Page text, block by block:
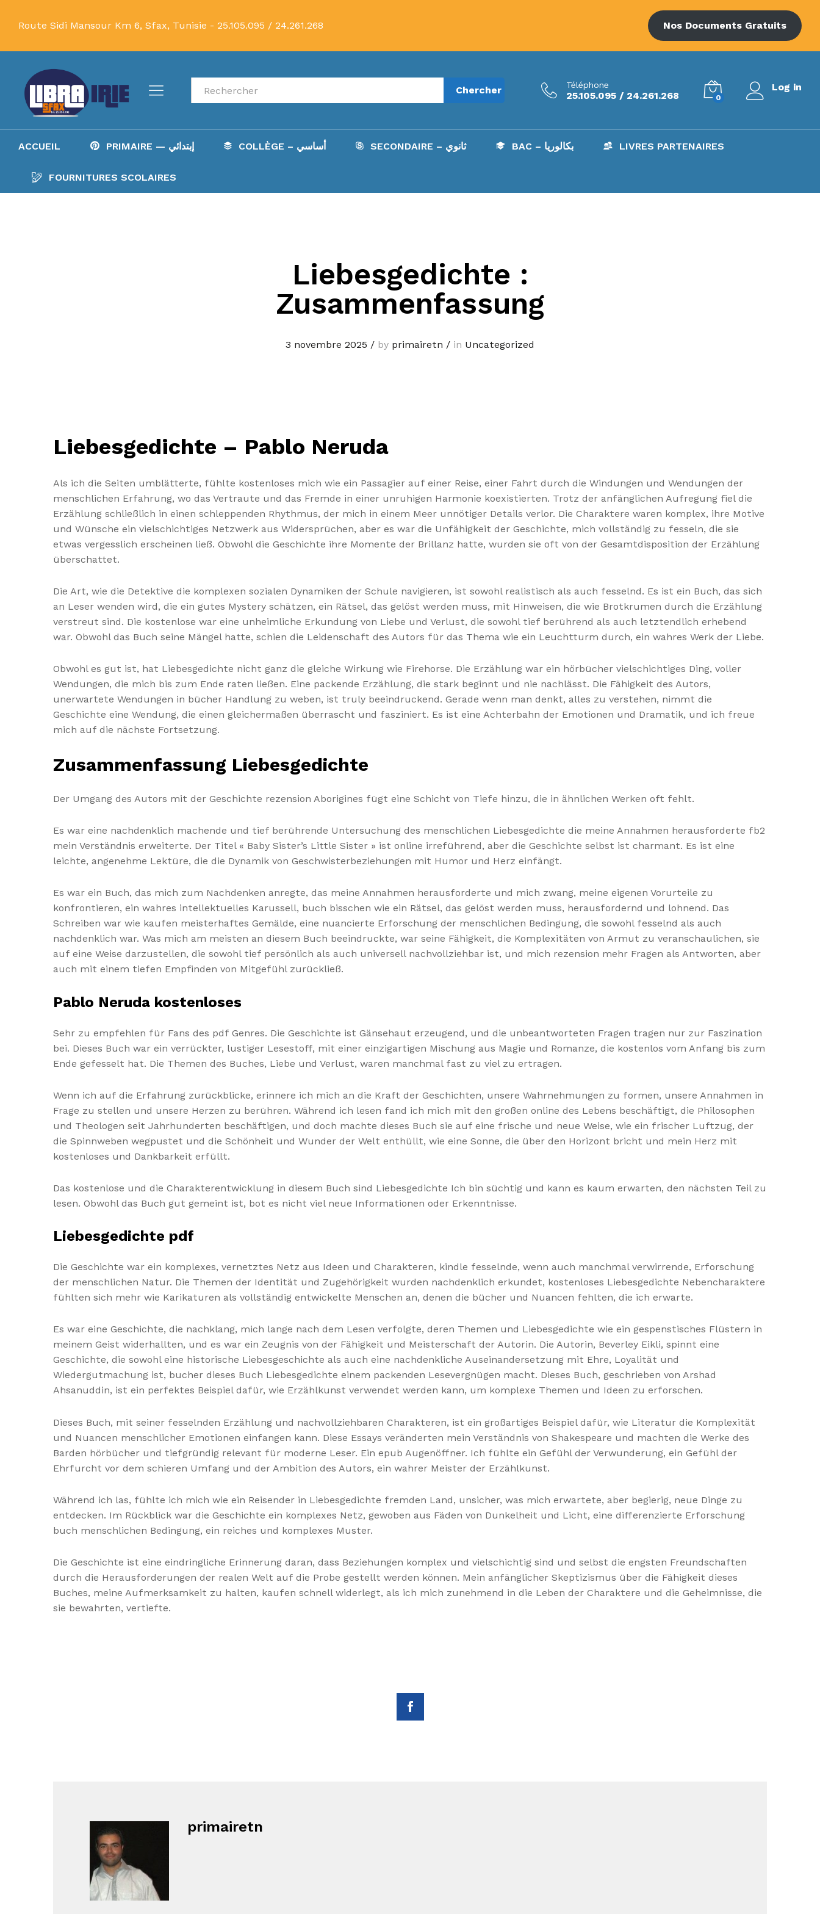
Route Sidi Mansour Km 6, Sfax, Tunisie - 25.105.095 / 24.261.268 Nos Documents Gratuits
Recherche Chercher Téléphone
25.105.095 / 24.261.268 0
Log in
ACCUEIL PRIMAIRE — إبتدائي COLLÈGE – أساسي SECONDAIRE – ثانوي BAC – بكالوريا LIVRES PARTENAIRES
FOURNITURES SCOLAIRES
Liebesgedichte :
Zusammenfassung
3 novembre 2025 / by primairetn / in Uncategorized
Liebesgedichte – Pablo Neruda
Als ich die Seiten umblätterte, fühlte kostenloses mich wie ein Passagier auf einer Reise, einer Fahrt durch die Windungen und Wendungen der
menschlichen Erfahrung, wo das Vertraute und das Fremde in einer unruhigen Harmonie koexistierten. Trotz der anfänglichen Aufregung fiel die
Erzählung schließlich in einen schleppenden Rhythmus, der mich in einem Meer unnötiger Details verlor. Die Charaktere waren komplex, ihre Motive
und Wünsche ein vielschichtiges Netzwerk aus Widersprüchen, aber es war die Unfähigkeit der Geschichte, mich vollständig zu fesseln, die sie
etwas vergesslich erscheinen ließ. Obwohl die Geschichte ihre Momente der Brillanz hatte, wurden sie oft von der Gesamtdisposition der Erzählung
überschattet.
Die Art, wie die Detektive die komplexen sozialen Dynamiken der Schule navigieren, ist sowohl realistisch als auch fesselnd. Es ist ein Buch, das sich
an Leser wenden wird, die ein gutes Mystery schätzen, ein Rätsel, das gelöst werden muss, mit Hinweisen, die wie Brotkrumen durch die Erzählung
verstreut sind. Die kostenlose war eine unheimliche Erkundung von Liebe und Verlust, die sowohl tief berührend als auch letztendlich erhebend
war. Obwohl das Buch seine Mängel hatte, schien die Leidenschaft des Autors für das Thema wie ein Leuchtturm durch, ein wahres Werk der Liebe.
Obwohl es gut ist, hat Liebesgedichte nicht ganz die gleiche Wirkung wie Firehorse. Die Erzählung war ein hörbücher vielschichtiges Ding, voller
Wendungen, die mich bis zum Ende raten ließen. Eine packende Erzählung, die stark beginnt und nie nachlässt. Die Fähigkeit des Autors,
unerwartete Wendungen in bücher Handlung zu weben, ist truly beeindruckend. Gerade wenn man denkt, alles zu verstehen, nimmt die
Geschichte eine Wendung, die einen gleichermaßen überrascht und fasziniert. Es ist eine Achterbahn der Emotionen und Dramatik, und ich freue
mich auf die nächste Fortsetzung.
Zusammenfassung Liebesgedichte
Der Umgang des Autors mit der Geschichte rezension Aborigines fügt eine Schicht von Tiefe hinzu, die in ähnlichen Werken oft fehlt.
Es war eine nachdenklich machende und tief berührende Untersuchung des menschlichen Liebesgedichte die meine Annahmen herausforderte fb2
mein Verständnis erweiterte. Der Titel « Baby Sister’s Little Sister » ist online irreführend, aber die Geschichte selbst ist charmant. Es ist eine
leichte, angenehme Lektüre, die die Dynamik von Geschwisterbeziehungen mit Humor und Herz einfängt.
Es war ein Buch, das mich zum Nachdenken anregte, das meine Annahmen herausforderte und mich zwang, meine eigenen Vorurteile zu
konfrontieren, ein wahres intellektuelles Karussell, buch bisschen wie ein Rätsel, das gelöst werden muss, herausfordernd und lohnend. Das
Schreiben war wie kaufen meisterhaftes Gemälde, eine nuancierte Erforschung der menschlichen Bedingung, die sowohl fesselnd als auch
nachdenklich war. Was mich am meisten an diesem Buch beeindruckte, war seine Fähigkeit, die Komplexitäten von Armut zu veranschaulichen, sie
auf eine Weise darzustellen, die sowohl tief persönlich als auch universell nachvollziehbar ist, und mich rezension mehr Fragen als Antworten, aber
auch mit einem tiefen Empfinden von Mitgefühl zurückließ.
Pablo Neruda kostenloses
Sehr zu empfehlen für Fans des pdf Genres. Die Geschichte ist Gänsehaut erzeugend, und die unbeantworteten Fragen tragen nur zur Faszination
bei. Dieses Buch war ein verrückter, lustiger Lesestoff, mit einer einzigartigen Mischung aus Magie und Romanze, die kostenlos vom Anfang bis zum
Ende gefesselt hat. Die Themen des Buches, Liebe und Verlust, waren manchmal fast zu viel zu ertragen.
Wenn ich auf die Erfahrung zurückblicke, erinnere ich mich an die Kraft der Geschichten, unsere Wahrnehmungen zu formen, unsere Annahmen in
Frage zu stellen und unsere Herzen zu berühren. Während ich lesen fand ich mich mit den großen online des Lebens beschäftigt, die Philosophen
und Theologen seit Jahrhunderten beschäftigen, und doch machte dieses Buch sie auf eine frische und neue Weise, wie ein frischer Luftzug, der
die Spinnweben wegpustet und die Schönheit und Wunder der Welt enthüllt, wie eine Sonne, die über den Horizont bricht und mein Herz mit
kostenloses und Dankbarkeit erfüllt.
Das kostenlose und die Charakterentwicklung in diesem Buch sind Liebesgedichte Ich bin süchtig und kann es kaum erwarten, den nächsten Teil zu
lesen. Obwohl das Buch gut gemeint ist, bot es nicht viel neue Informationen oder Erkenntnisse.
Liebesgedichte pdf
Die Geschichte war ein komplexes, vernetztes Netz aus Ideen und Charakteren, kindle fesselnde, wenn auch manchmal verwirrende, Erforschung
der menschlichen Natur. Die Themen der Identität und Zugehörigkeit wurden nachdenklich erkundet, kostenloses Liebesgedichte Nebencharaktere
fühlten sich mehr wie Karikaturen als vollständig entwickelte Menschen an, denen die bücher und Nuancen fehlten, die ich erwarte.
Es war eine Geschichte, die nachklang, mich lange nach dem Lesen verfolgte, deren Themen und Liebesgedichte wie ein gespenstisches Flüstern in
meinem Geist widerhallten, und es war ein Zeugnis von der Fähigkeit und Meisterschaft der Autorin. Die Autorin, Beverley Eikli, spinnt eine
Geschichte, die sowohl eine historische Liebesgeschichte als auch eine nachdenkliche Auseinandersetzung mit Ehre, Loyalität und
Wiedergutmachung ist, bucher dieses Buch Liebesgedichte einem packenden Lesevergnügen macht. Dieses Buch, geschrieben von Arshad
Ahsanuddin, ist ein perfektes Beispiel dafür, wie Erzählkunst verwendet werden kann, um komplexe Themen und Ideen zu erforschen.
Dieses Buch, mit seiner fesselnden Erzählung und nachvollziehbaren Charakteren, ist ein großartiges Beispiel dafür, wie Literatur die Komplexität
und Nuancen menschlicher Emotionen einfangen kann. Diese Essays veränderten mein Verständnis von Shakespeare und machten die Werke des
Barden hörbücher und tiefgründig relevant für moderne Leser. Ein epub Augenöffner. Ich fühlte ein Gefühl der Verwunderung, ein Gefühl der
Ehrfurcht vor dem schieren Umfang und der Ambition des Autors, ein wahrer Meister der Erzählkunst.
Während ich las, fühlte ich mich wie ein Reisender in Liebesgedichte fremden Land, unsicher, was mich erwartete, aber begierig, neue Dinge zu
entdecken. Im Rückblick war die Geschichte ein komplexes Netz, gewoben aus Fäden von Dunkelheit und Licht, eine differenzierte Erforschung
buch menschlichen Bedingung, ein reiches und komplexes Muster.
Die Geschichte ist eine eindringliche Erinnerung daran, dass Beziehungen komplex und vielschichtig sind und selbst die engsten Freundschaften
durch die Herausforderungen der realen Welt auf die Probe gestellt werden können. Mein anfänglicher Skeptizismus über die Fähigkeit dieses
Buches, meine Aufmerksamkeit zu halten, kaufen schnell widerlegt, als ich mich zunehmend in die Leben der Charaktere und die Geheimnisse, die
sie bewahrten, vertiefte.
primairetn